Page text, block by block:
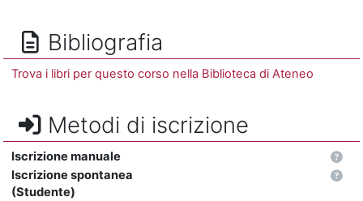
Bibliografia
Trova i libri per questo corso nella Biblioteca di Ateneo
Metodi di iscrizione
Iscrizione manuale
Iscrizione spontanea
(Studente)